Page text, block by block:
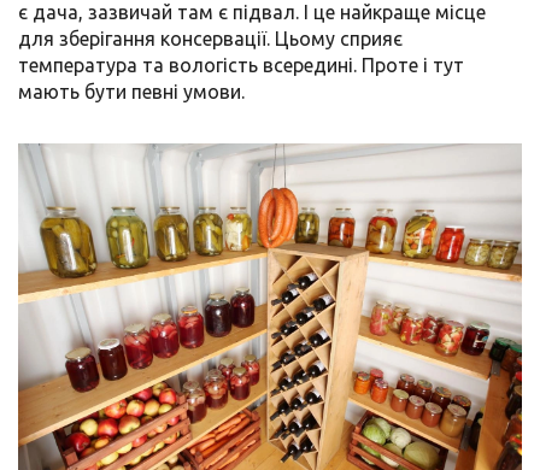
є дача, зазвичай там є підвал. І це найкраще місце
для зберігання консервації. Цьому сприяє
температура та вологість всередині. Проте і тут
мають бути певні умови.